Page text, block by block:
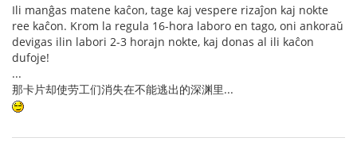
Ili manĝas matene kaĉon, tage kaj vespere rizaĵon kaj nokte
ree kaĉon. Krom la regula 16-hora laboro en tago, oni ankoraŭ
devigas ilin labori 2-3 horajn nokte, kaj donas al ili kaĉon
dufoje!
...
那卡片却使劳工们消失在不能逃出的深渊里...